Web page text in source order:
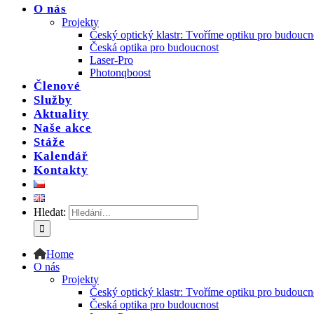
O nás
Projekty
Český optický klastr: Tvoříme optiku pro
Česká optika pro budoucnost
Laser-Pro
Photonqboost
Členové
Služby
Aktuality
Naše akce
Stáže
Kalendář
Kontakty
Hledat:
Home
O nás
Projekty
Český optický klastr: Tvoříme optiku pro
Česká optika pro budoucnost